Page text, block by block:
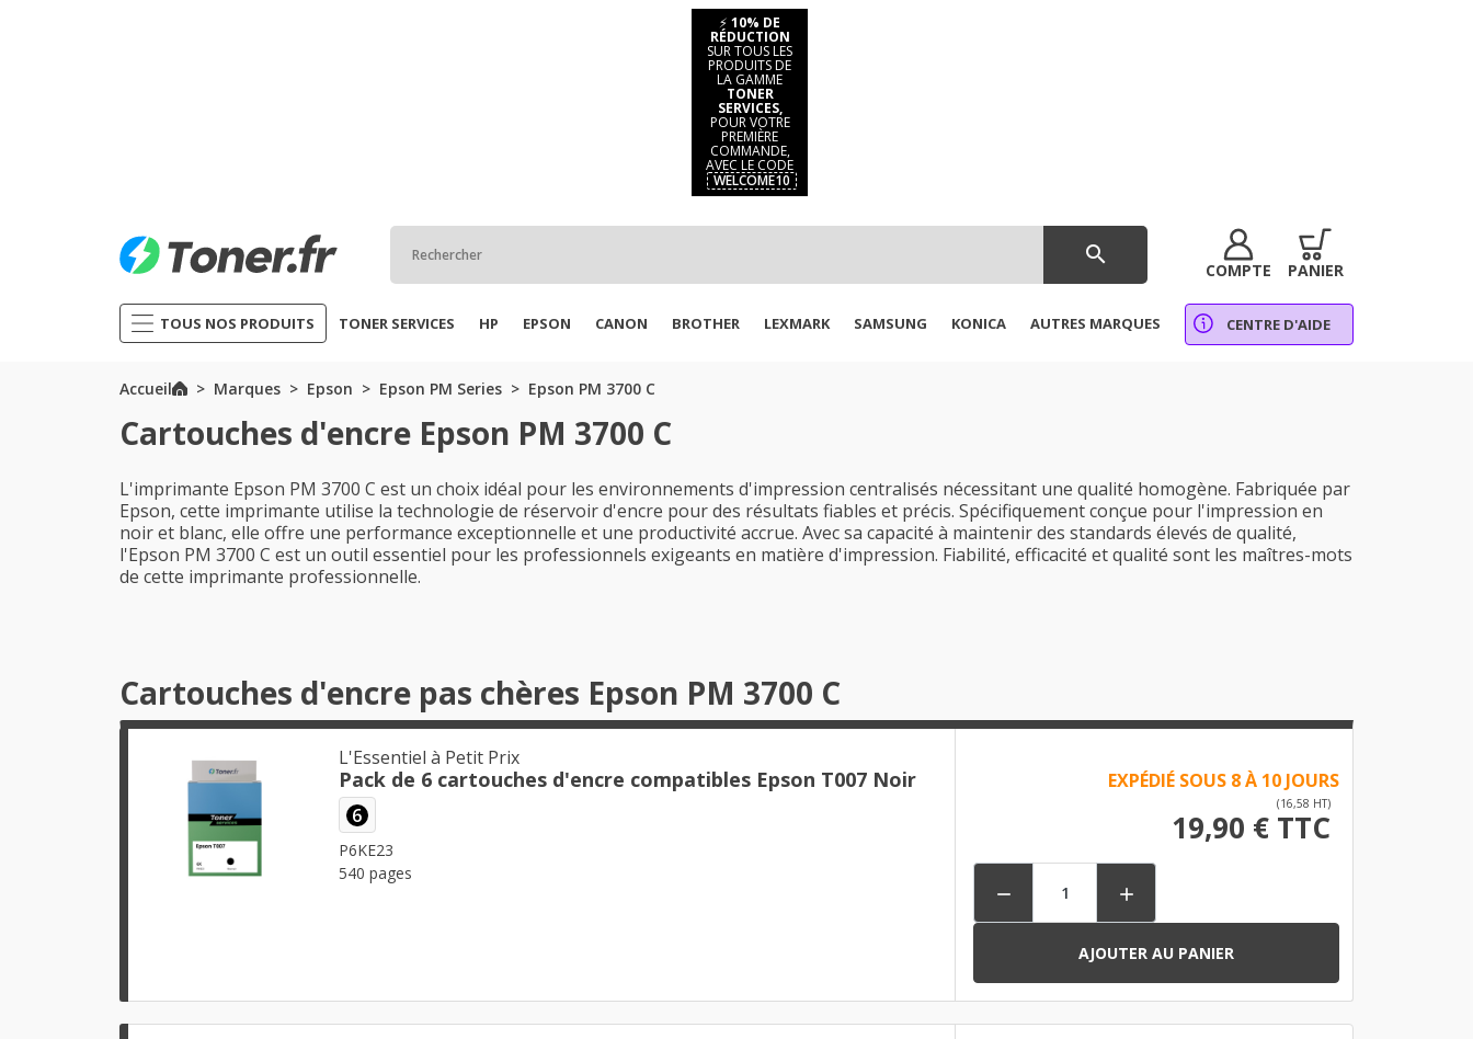
⚡ 10% DE
RÉDUCTION
SUR TOUS LES
PRODUITS DE
LA GAMME
TONER
SERVICES,
POUR VOTRE
PREMIÈRE
COMMANDE,
AVEC LE CODE
WELCOME10
search
COMPTE PANIER
TOUS NOS PRODUITS TONER SERVICES HP EPSON CANON BROTHER LEXMARK SAMSUNG KONICA AUTRES MARQUES CENTRE D'AIDE
Accueil Marques Epson Epson PM Series Epson PM 3700 C
Cartouches d'encre Epson PM 3700 C
L'imprimante Epson PM 3700 C est un choix idéal pour les environnements d'impression centralisés nécessitant une qualité homogène. Fabriquée par
Epson, cette imprimante utilise la technologie de réservoir d'encre pour des résultats fiables et précis. Spécifiquement conçue pour l'impression en
noir et blanc, elle offre une performance exceptionnelle et une productivité accrue. Avec sa capacité à maintenir des standards élevés de qualité,
l'Epson PM 3700 C est un outil essentiel pour les professionnels exigeants en matière d'impression. Fiabilité, efficacité et qualité sont les maîtres-mots
de cette imprimante professionnelle.
Cartouches d'encre pas chères Epson PM 3700 C
L'Essentiel à Petit Prix
Pack de 6 cartouches d'encre compatibles Epson T007 Noir
6
P6KE23
540 pages
EXPÉDIÉ SOUS 8 À 10 JOURS
(16,58 HT)
19,90 € TTC
 
AJOUTER AU PANIER